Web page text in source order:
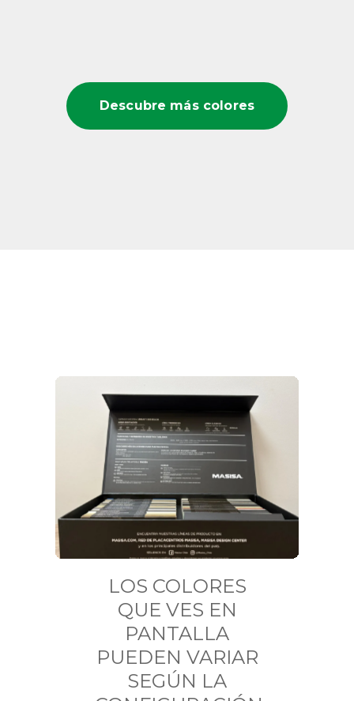
Descubre más colores
LOS COLORES
QUE VES EN
PANTALLA
PUEDEN VARIAR
SEGÚN LA